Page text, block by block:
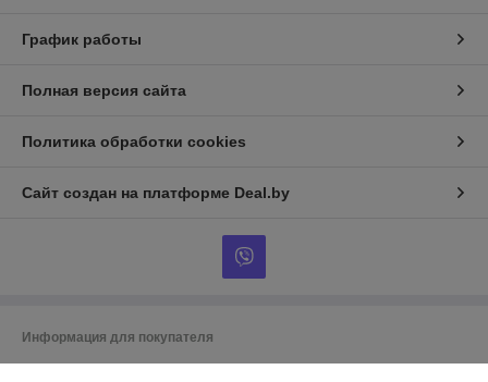
График работы
Полная версия сайта
Политика обработки cookies
Сайт создан на платформе Deal.by
Информация для покупателя